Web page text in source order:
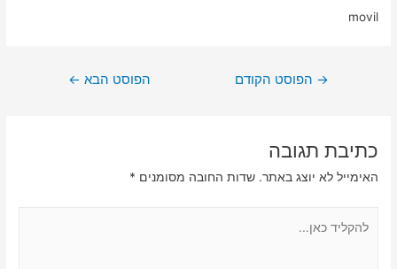
movil
ניווט
→ הפוסט הקודם הפוסט הבא ←
כתיבת תגובה
האימייל לא יוצג באתר. שדות החובה מסומנים *